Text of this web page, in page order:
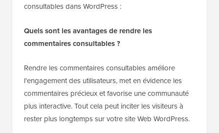
consultables dans WordPress :
Quels sont les avantages de rendre les
commentaires consultables ?
Rendre les commentaires consultables améliore
l'engagement des utilisateurs, met en évidence les
commentaires précieux et favorise une communauté
plus interactive. Tout cela peut inciter les visiteurs à
rester plus longtemps sur votre site Web WordPress.